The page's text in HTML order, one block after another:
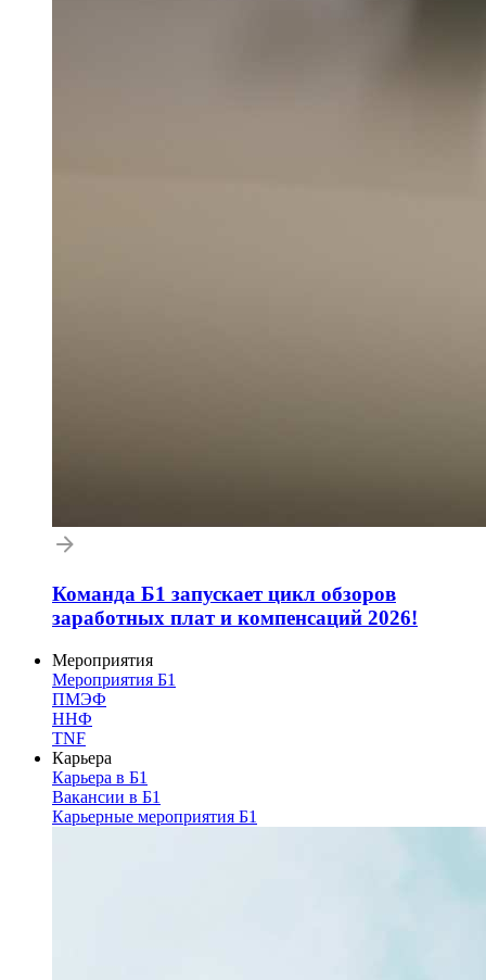
Команда Б1 запускает цикл обзоров
заработных плат и компенсаций 2026!
Мероприятия
Мероприятия Б1
ПМЭФ
ННФ
TNF
Карьера
Карьера в Б1
Вакансии в Б1
Карьерные мероприятия Б1